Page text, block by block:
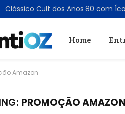
Home
Amazon
PROMOÇÃO AMAZON